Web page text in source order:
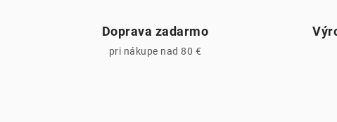
v
k
Doprava zadarmo
pri nákupe nad 80 €